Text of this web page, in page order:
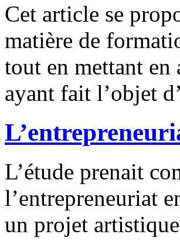
Cet article se
matière de
tout en mettant en
ayant fait l’objet
L’étude prenait
l’entrepreneuriat
un projet